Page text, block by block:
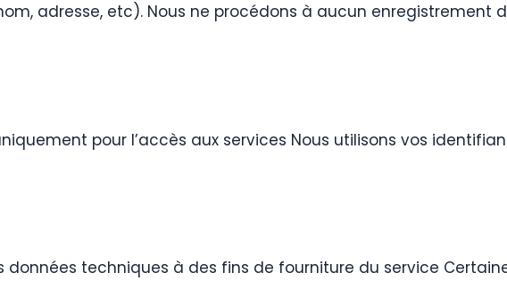
adresse, etc). Nous ne procédons à aucun enregistrement
pour l’accès aux services Nous utilisons vos
techniques à des fins de fourniture du service